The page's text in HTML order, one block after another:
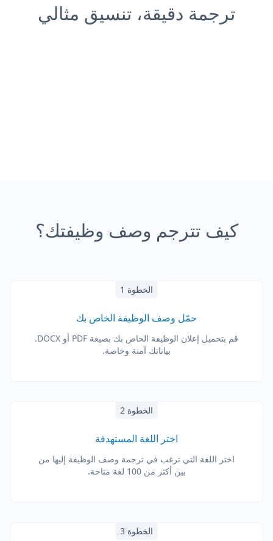
ترجمة دقيقة، تنسيق مثالي
كيف تترجم وصف وظيفتك؟
الخطوة 1
حمّل وصف الوظيفة الخاص بك
قم بتحميل إعلان الوظيفة الخاص بك بصيغة PDF أو DOCX.
بياناتك آمنة وخاصة.
الخطوة 2
اختر اللغة المستهدفة
اختر اللغة التي ترغب في ترجمة وصف الوظيفة إليها من
بين أكثر من 100 لغة متاحة.
الخطوة 3